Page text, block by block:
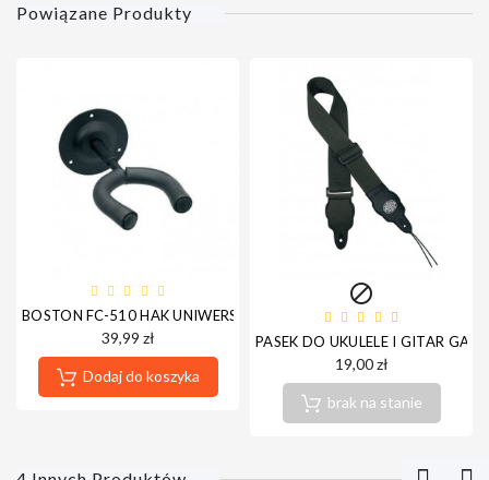
Powiązane Produkty
BOSTON FC-510 HAK UNIWERSALNY DO INSTRUMENTÓW
39,99 zł
Dodaj do koszyka

PASEK DO UKULELE I GITAR
19,00 zł
brak na stanie